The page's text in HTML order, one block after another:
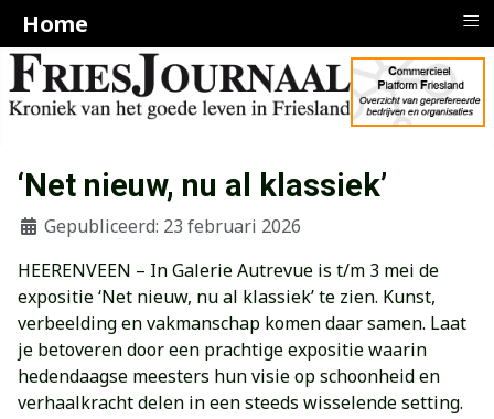
‘Net nieuw, nu al klassiek’
Gepubliceerd: 23 februari 2026
HEERENVEEN – In Galerie Autrevue is t/m 3 mei de
expositie ‘Net nieuw, nu al klassiek’ te zien. Kunst,
verbeelding en vakmanschap komen daar samen. Laat
je betoveren door een prachtige expositie waarin
hedendaagse meesters hun visie op schoonheid en
verhaalkracht delen in een steeds wisselende setting.
Home ≡